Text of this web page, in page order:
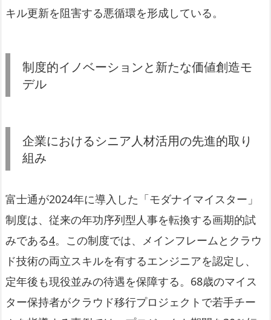
キル更新を阻害する悪循環を形成している。
制度的イノベーションと新たな価値創造モ
デル
企業におけるシニア人材活用の先進的取り
組み
富士通が2024年に導入した「モダナイマイスター」
制度は、従来の年功序列型人事を転換する画期的試
みである4。この制度では、メインフレームとクラウ
ド技術の両立スキルを有するエンジニアを認定し、
定年後も現役並みの待遇を保障する。68歳のマイス
ター保持者がクラウド移行プロジェクトで若手チー